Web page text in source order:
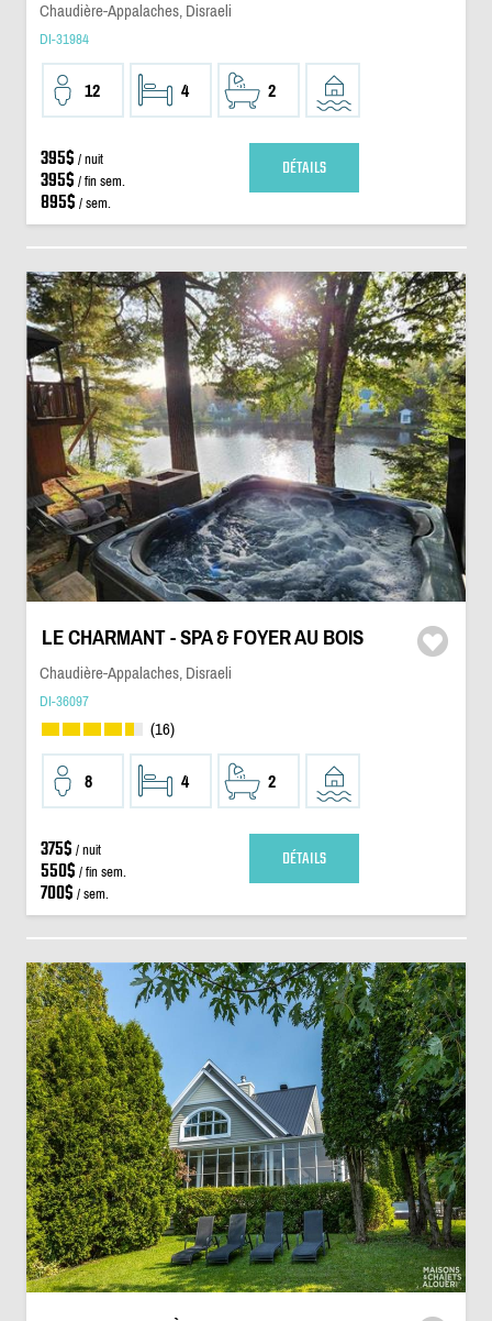
Chaudière-Appalaches, Disraeli
DI-31984
12 4 2
395$ / nuit
395$ / fin sem.
895$ / sem.
DÉTAILS
LE CHARMANT - SPA & FOYER AU BOIS
Chaudière-Appalaches, Disraeli
DI-36097
(16)
8 4 2
375$ / nuit
550$ / fin sem.
700$ / sem.
DÉTAILS